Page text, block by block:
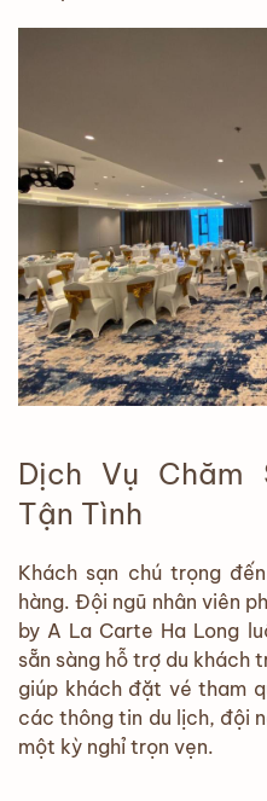
Dịch Vụ Chăm
Tận Tình
Khách sạn chú trọng
hàng. Đội ngũ nhân viên
by A La Carte Ha Long
sẵn sàng hỗ trợ du khách
giúp khách đặt vé tham
các thông tin du lịch, đội
một kỳ nghỉ trọn vẹn.